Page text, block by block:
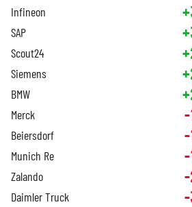
Infineon
SAP
Scout24
Siemens
BMW
Merck
Beiersdorf
Munich Re
Zalando
Daimler Truck